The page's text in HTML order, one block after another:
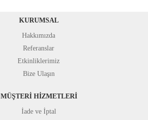
KURUMSAL
Hakkımızda
Referanslar
Etkinliklerimiz
Bize Ulaşın
MÜŞTERİ HİZMETLERİ
İade ve İptal